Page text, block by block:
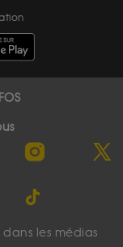
dans les médias